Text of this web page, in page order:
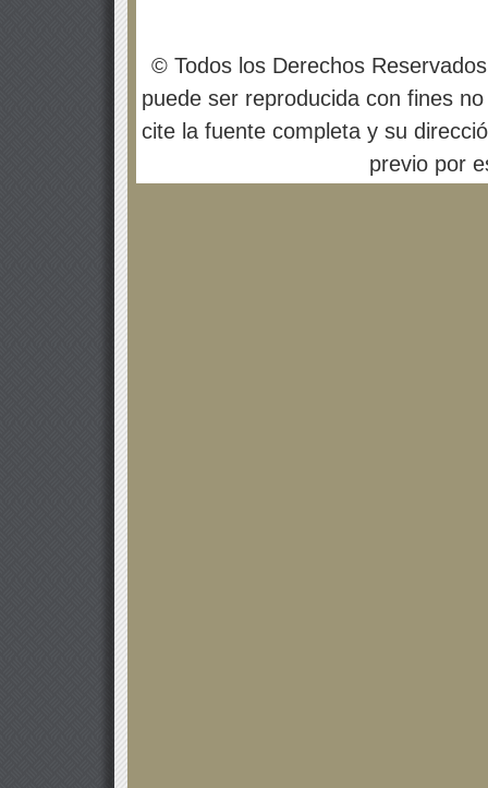
© Todos los Derechos
puede ser reproducida con fines
cite la fuente completa y su
previo por